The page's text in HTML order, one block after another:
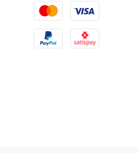
MastercardVisa
PayPal Satispay